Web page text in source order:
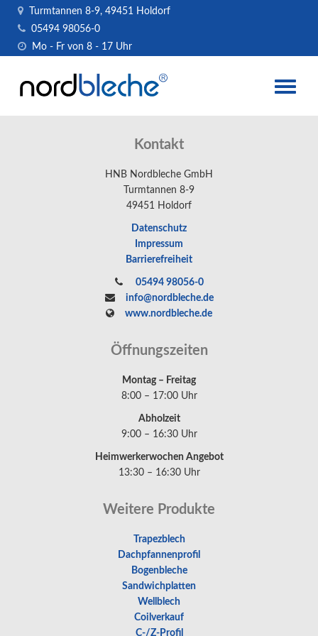
Turmtannen 8-9, 49451 Holdorf
05494 98056-0
Mo - Fr von 8 - 17 Uhr
Toggle
Kontakt
HNB Nordbleche GmbH
Turmtannen 8-9
49451 Holdorf
Datenschutz
Impressum
Barrierefreiheit
05494 98056-0
info@nordbleche.de
www.nordbleche.de
Öffnungszeiten
Montag – Freitag
8:00 – 17:00 Uhr
Abholzeit
9:00 – 16:30 Uhr
Heimwerkerwochen Angebot
13:30 – 16:30 Uhr
Weitere Produkte
Trapezblech
Dachpfannenprofil
Bogenbleche
Sandwichplatten
Wellblech
Coilverkauf
C-/Z-Profil